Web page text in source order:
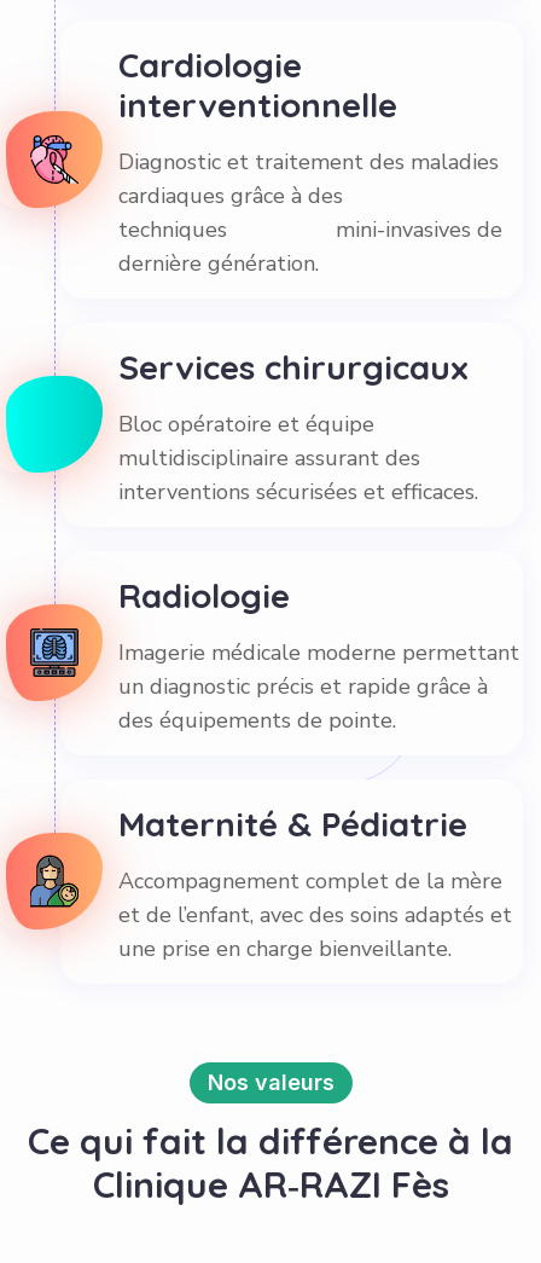
Cardiologie
interventionnelle
Diagnostic et traitement des maladies
cardiaques grâce à des
techniques mini-invasives de
dernière génération.
Services chirurgicaux
Bloc opératoire et équipe
multidisciplinaire assurant des
interventions sécurisées et efficaces.
Radiologie
Imagerie médicale moderne permettant
un diagnostic précis et rapide grâce à
des équipements de pointe.
Maternité & Pédiatrie
Accompagnement complet de la mère
et de l’enfant, avec des soins adaptés et
une prise en charge bienveillante.
Nos valeurs
Ce qui fait la différence à la
Clinique AR‑RAZI Fès